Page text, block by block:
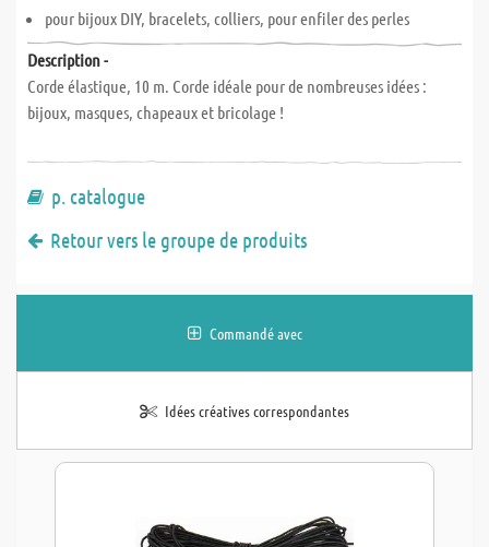
pour bijoux DIY, bracelets, colliers, pour enfiler des perles
Description -
Corde élastique, 10 m. Corde idéale pour de nombreuses idées :
bijoux, masques, chapeaux et bricolage !
p. catalogue
Retour vers le groupe de produits
Commandé avec
Idées créatives correspondantes